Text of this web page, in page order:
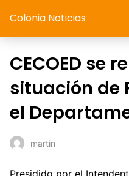
Colonia Noticias
CECOED se
situación de
el
martin